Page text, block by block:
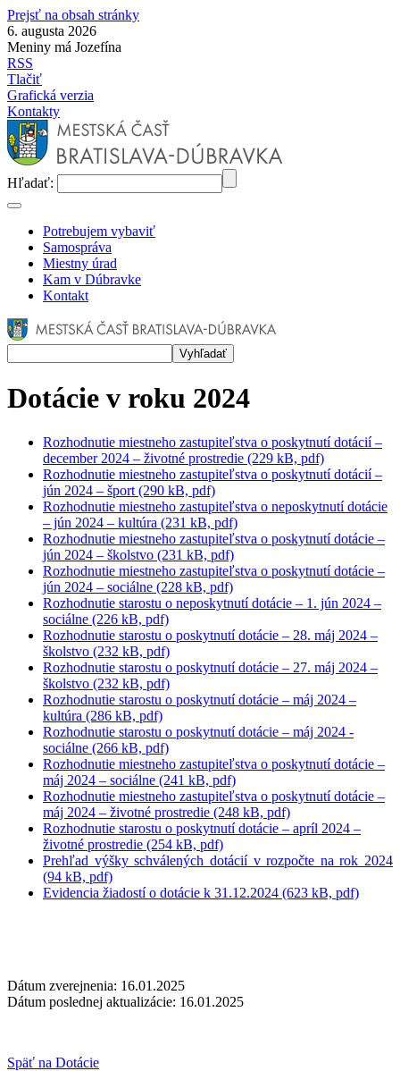
Prejsť na obsah stránky
6. augusta 2026
Meniny má Jozefína
RSS
Tlačiť
Grafická verzia
Kontakty
Hľadať:
Potrebujem vybaviť
Samospráva
Miestny úrad
Kam v Dúbravke
Kontakt
Dotácie v roku 2024
Rozhodnutie miestneho zastupiteľstva o poskytnutí dotácií –
december 2024 – životné prostredie (229 kB, pdf)
Rozhodnutie miestneho zastupiteľstva o poskytnutí dotácií –
jún 2024 – šport (290 kB, pdf)
Rozhodnutie miestneho zastupiteľstva o neposkytnutí dotácie
– jún 2024 – kultúra (231 kB, pdf)
Rozhodnutie miestneho zastupiteľstva o poskytnutí dotácie –
jún 2024 – školstvo (231 kB, pdf)
Rozhodnutie miestneho zastupiteľstva o poskytnutí dotácie –
jún 2024 – sociálne (228 kB, pdf)
Rozhodnutie starostu o neposkytnutí dotácie – 1. jún 2024 –
sociálne (226 kB, pdf)
Rozhodnutie starostu o poskytnutí dotácie – 28. máj 2024 –
školstvo (232 kB, pdf)
Rozhodnutie starostu o poskytnutí dotácie – 27. máj 2024 –
školstvo (232 kB, pdf)
Rozhodnutie starostu o poskytnutí dotácie – máj 2024 –
kultúra (286 kB, pdf)
Rozhodnutie starostu o poskytnutí dotácie – máj 2024 -
sociálne (266 kB, pdf)
Rozhodnutie miestneho zastupiteľstva o poskytnutí dotácie –
máj 2024 – sociálne (241 kB, pdf)
Rozhodnutie miestneho zastupiteľstva o poskytnutí dotácie –
máj 2024 – životné prostredie (248 kB, pdf)
Rozhodnutie starostu o poskytnutí dotácie – apríl 2024 –
životné prostredie (254 kB, pdf)
Prehľad výšky schválených dotácií v rozpočte na rok 2024
(94 kB, pdf)
Evidencia žiadostí o dotácie k 31.12.2024 (623 kB, pdf)
Dátum zverejnenia: 16.01.2025
Dátum poslednej aktualizácie: 16.01.2025
Späť na Dotácie